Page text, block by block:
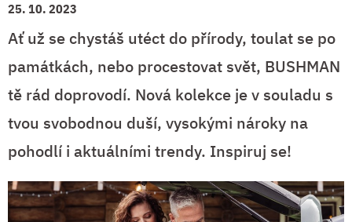
25. 10. 2023
Ať už se chystáš utéct do přírody, toulat se po
památkách, nebo procestovat svět, BUSHMAN
tě rád doprovodí. Nová kolekce je v souladu s
tvou svobodnou duší, vysokými nároky na
pohodlí i aktuálními trendy. Inspiruj se!